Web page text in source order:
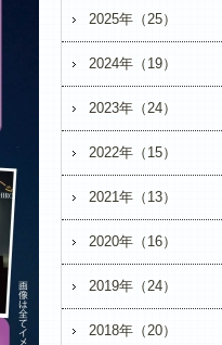
2025年（25）
2024年（19）
2023年（24）
2022年（15）
2021年（13）
2020年（16）
2019年（24）
2018年（20）